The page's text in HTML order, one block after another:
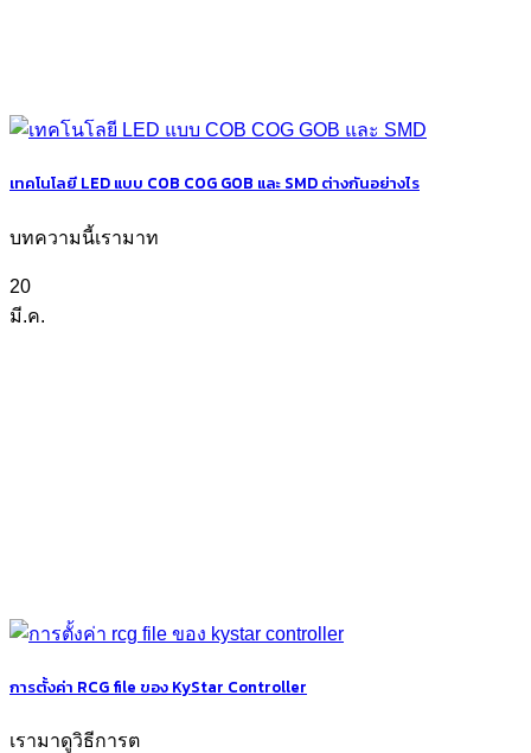
เทคโนโลยี LED แบบ COB COG GOB และ SMD ต่างกันอย่างไร
บทความนี้เรามาท
20
มี.ค.
การตั้งค่า RCG file ของ KyStar Controller
เรามาดูวิธีการต